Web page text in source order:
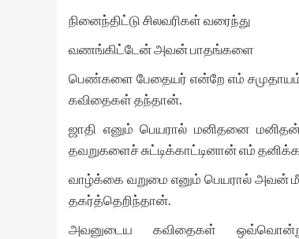
நினைந்திட்டு சிலவரிகள் வரைந்து
வணங்கிட்டேன் அவன் பாதங்களை
பெண்களை பேதையர் என்றே எம் சமுதாயம்
கவிதைகள் தந்தான்.
ஜாதி எனும் பெயரால் மனிதனை
தவறுகளைச் சுட்டிக்காட்டினான் எம்
வாழ்க்கை வறுமை எனும் பெயரால் அவன்
தகர்த்தெறிந்தான்.
அவனுடைய கவிதைகள்